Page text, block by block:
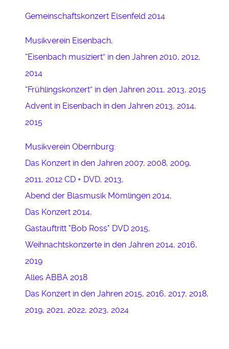
Gemeinschaftskonzert Elsenfeld 2014
Musikverein Eisenbach,
“Eisenbach musiziert” in den Jahren 2010, 2012,
2014
“Frühlingskonzert” in den Jahren 2011, 2013, 2015
Advent in Eisenbach in den Jahren 2013, 2014,
2015
Musikverein Obernburg:
Das Konzert in den Jahren 2007, 2008, 2009,
2011, 2012 CD + DVD, 2013,
Abend der Blasmusik Mömlingen 2014,
Das Konzert 2014,
Gastauftritt "Bob Ross" DVD 2015,
Weihnachtskonzerte in den Jahren 2014, 2016,
2019
Alles ABBA 2018
Das Konzert in den Jahren 2015, 2016, 2017, 2018,
2019, 2021, 2022, 2023, 2024